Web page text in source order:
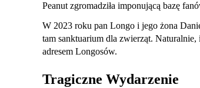
Peanut zgromadziła imponującą bazę
W 2023 roku pan Longo i jego żona
tam sanktuarium dla zwierząt.
adresem Longosów.
Tragiczne Wydarzenie